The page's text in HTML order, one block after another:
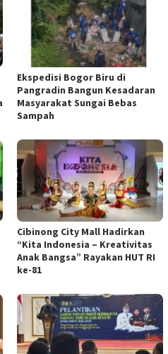
Ekspedisi Bogor Biru di
Pangradin Bangun Kesadaran
Masyarakat Sungai Bebas
Sampah
Cibinong City Mall Hadirkan
“Kita Indonesia – Kreativitas
Anak Bangsa” Rayakan HUT RI
ke-81